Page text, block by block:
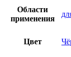
Области
применения
Цвет